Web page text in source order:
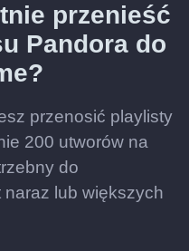
przenieść
Pandora do
przenosić playlisty
200 utworów na
do
lub większych